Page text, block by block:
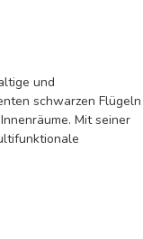
und
schwarzen Flügeln
Mit seiner